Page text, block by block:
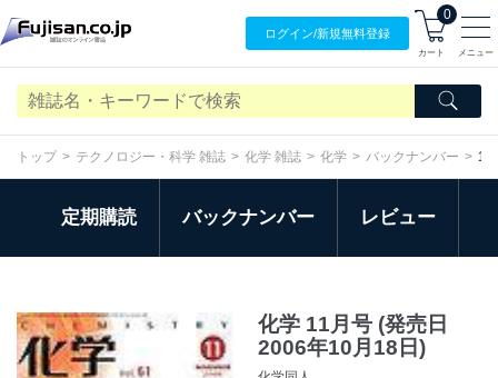
ログイン/新規無料登録
0
カート メニュー
トップ テクノロジー・科学 雑誌 化学 雑誌 化学 バックナンバー 11
定期購読 バックナンバー レビュー
化学 11月号 (発売日
2006年10月18日)